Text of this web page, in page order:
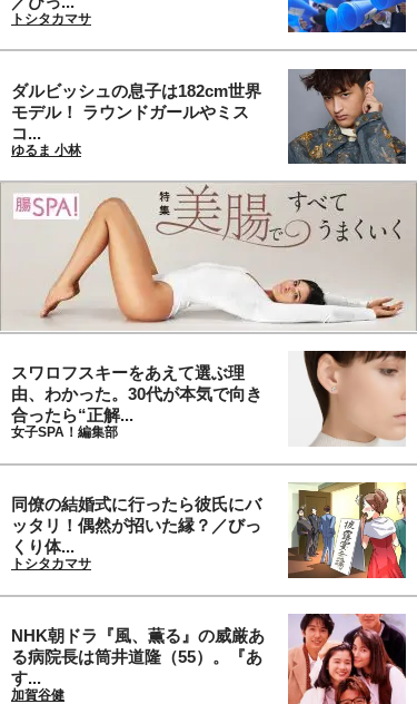
トシタカマサ
ダルビッシュの息子は182cm世界
モデル！ ラウンドガールやミス
コ...
ゆるま 小林
スワロフスキーをあえて選ぶ理
由、わかった。30代が本気で向き
合ったら“正解...
女子SPA！編集部
同僚の結婚式に行ったら彼氏にバ
ッタリ！偶然が招いた縁？／びっ
くり体...
トシタカマサ
NHK朝ドラ『風、薫る』の威厳あ
る病院長は筒井道隆（55）。『あ
す...
加賀谷健